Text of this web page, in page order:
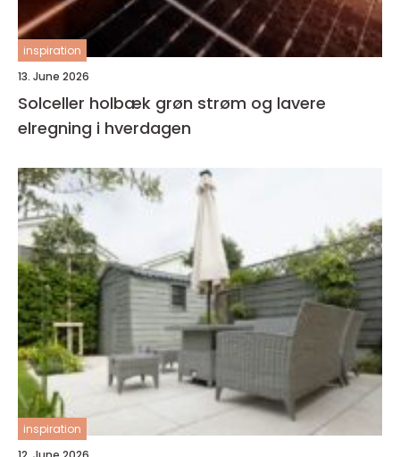
inspiration
13. June 2026
Solceller holbæk grøn strøm og lavere
elregning i hverdagen
inspiration